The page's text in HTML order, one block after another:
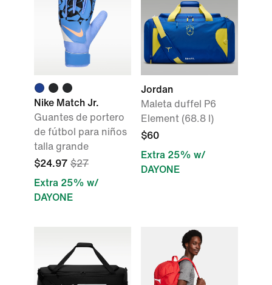
Nike Match Jr.
Guantes de portero
de fútbol para niños
talla grande
$24.97 $27
Extra 25% w/
DAYONE
Jordan
Maleta duffel P6
Element (68.8 l)
$60
Extra 25% w/
DAYONE